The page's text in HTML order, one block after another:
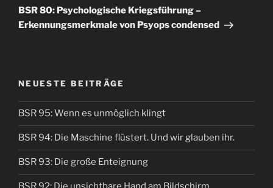
Beitrag
BSR 80: Psychologische Kriegsführung –
Erkennungsmerkmale von Psyops condensed
NEUESTE BEITRÄGE
BSR 95: Wenn es unmöglich klingt
BSR 94: Die Maschine flüstert. Und wir glauben ihr.
BSR 93: Die große Enteignung